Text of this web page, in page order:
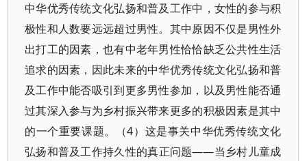
中华优秀传统文化弘扬和普及工作中，女性的参与积
极性和人数要远远超过男性。其中原因不仅是男性外
出打工的因素，也有中老年男性恰恰缺乏公共性生活
追求的因素，因此未来的中华优秀传统文化弘扬和普
及工作中能否吸引到更多男性参加，以及男性能否通
过其深入参与为乡村振兴带来更多的积极因素是其中
的一个重要课题。（4）这是事关中华优秀传统文化
弘扬和普及工作持久性的真正问题——当乡村儿童成